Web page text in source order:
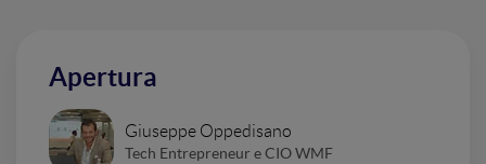
Apertura
Giuseppe Oppedisano
Tech Entrepreneur e CIO WMF